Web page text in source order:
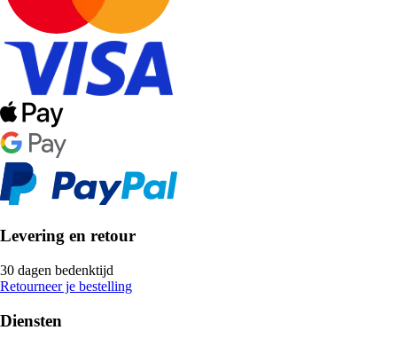
Levering en retour
30 dagen bedenktijd
Retourneer je bestelling
Diensten